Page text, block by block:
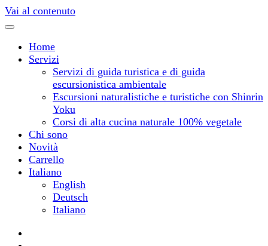
Vai al contenuto
Home
Servizi
Servizi di guida turistica e di guida
escursionistica ambientale
Escursioni naturalistiche e turistiche con Shinrin
Yoku
Corsi di alta cucina naturale 100% vegetale
Chi sono
Novità
Carrello
Italiano
English
Deutsch
Italiano